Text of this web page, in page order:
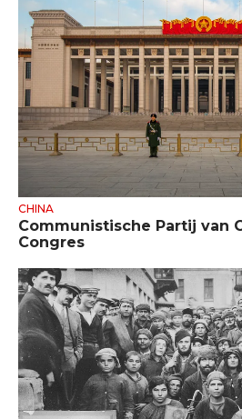
CHINA
Communistische Partij van
Congres